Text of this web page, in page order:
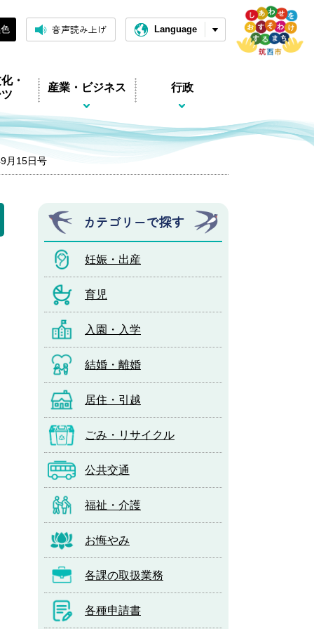
音声読み上げ Language
・
産業・ビジネス 行政
月15日号
カテゴリーで探す
妊娠・出産
育児
入園・入学
結婚・離婚
居住・引越
ごみ・リサイクル
公共交通
福祉・介護
お悔やみ
各課の取扱業務
各種申請書